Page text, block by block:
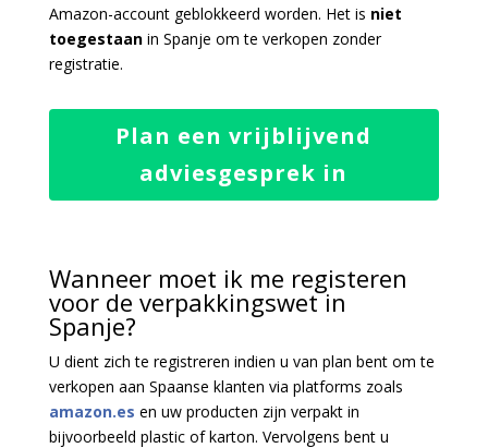
Amazon-account geblokkeerd worden. Het is niet
toegestaan in Spanje om te verkopen zonder
registratie.
Plan een vrijblijvend
adviesgesprek in
Wanneer moet ik me registeren
voor de verpakkingswet in
Spanje?
U dient zich te registreren indien u van plan bent om te
verkopen aan Spaanse klanten via platforms zoals
amazon.es en uw producten zijn verpakt in
bijvoorbeeld plastic of karton. Vervolgens bent u